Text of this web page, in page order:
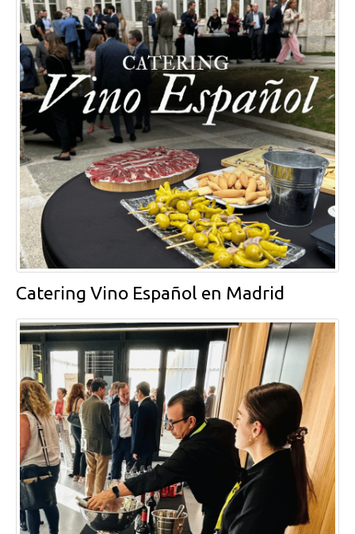
Catering Vino Español en Madrid